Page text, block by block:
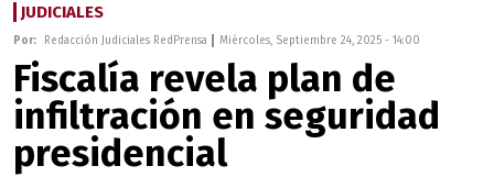
JUDICIALES
Por: Redacción Judiciales RedPrensa Miércoles, Septiembre 24, 2025 - 14:00
Fiscalía revela plan de
infiltración en seguridad
presidencial